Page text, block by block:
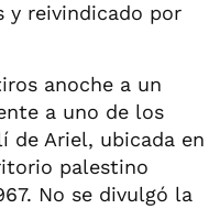
y reivindicado por
anoche a un
a uno de los
de Ariel, ubicada en
palestino
No se divulgó la